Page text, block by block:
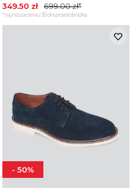
349.50 zł 699.00zł*
*najniższa cena z 30 dni przed obniżką
- 50%